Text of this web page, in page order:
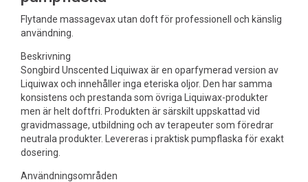
Flytande massagevax utan doft för professionell och känslig
användning.
Beskrivning
Songbird Unscented Liquiwax är en oparfymerad version av
Liquiwax och innehåller inga eteriska oljor. Den har samma
konsistens och prestanda som övriga Liquiwax-produkter
men är helt doftfri. Produkten är särskilt uppskattad vid
gravidmassage, utbildning och av terapeuter som föredrar
neutrala produkter. Levereras i praktisk pumpflaska för exakt
dosering.
Användningsområden